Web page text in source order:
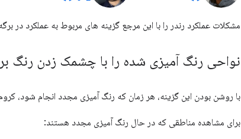
مشکلات عملکرد رندر را با این مرجع گزینه های مربوط به عملکرد در
نواحی رنگ آمیزی شده را با چشمک زدن رنگ
با روشن بودن این گزینه، هر زمان که رنگ آمیزی مجدد انجام شود،
برای مشاهده مناطقی که در حال رنگ آمیزی مجدد هستند: